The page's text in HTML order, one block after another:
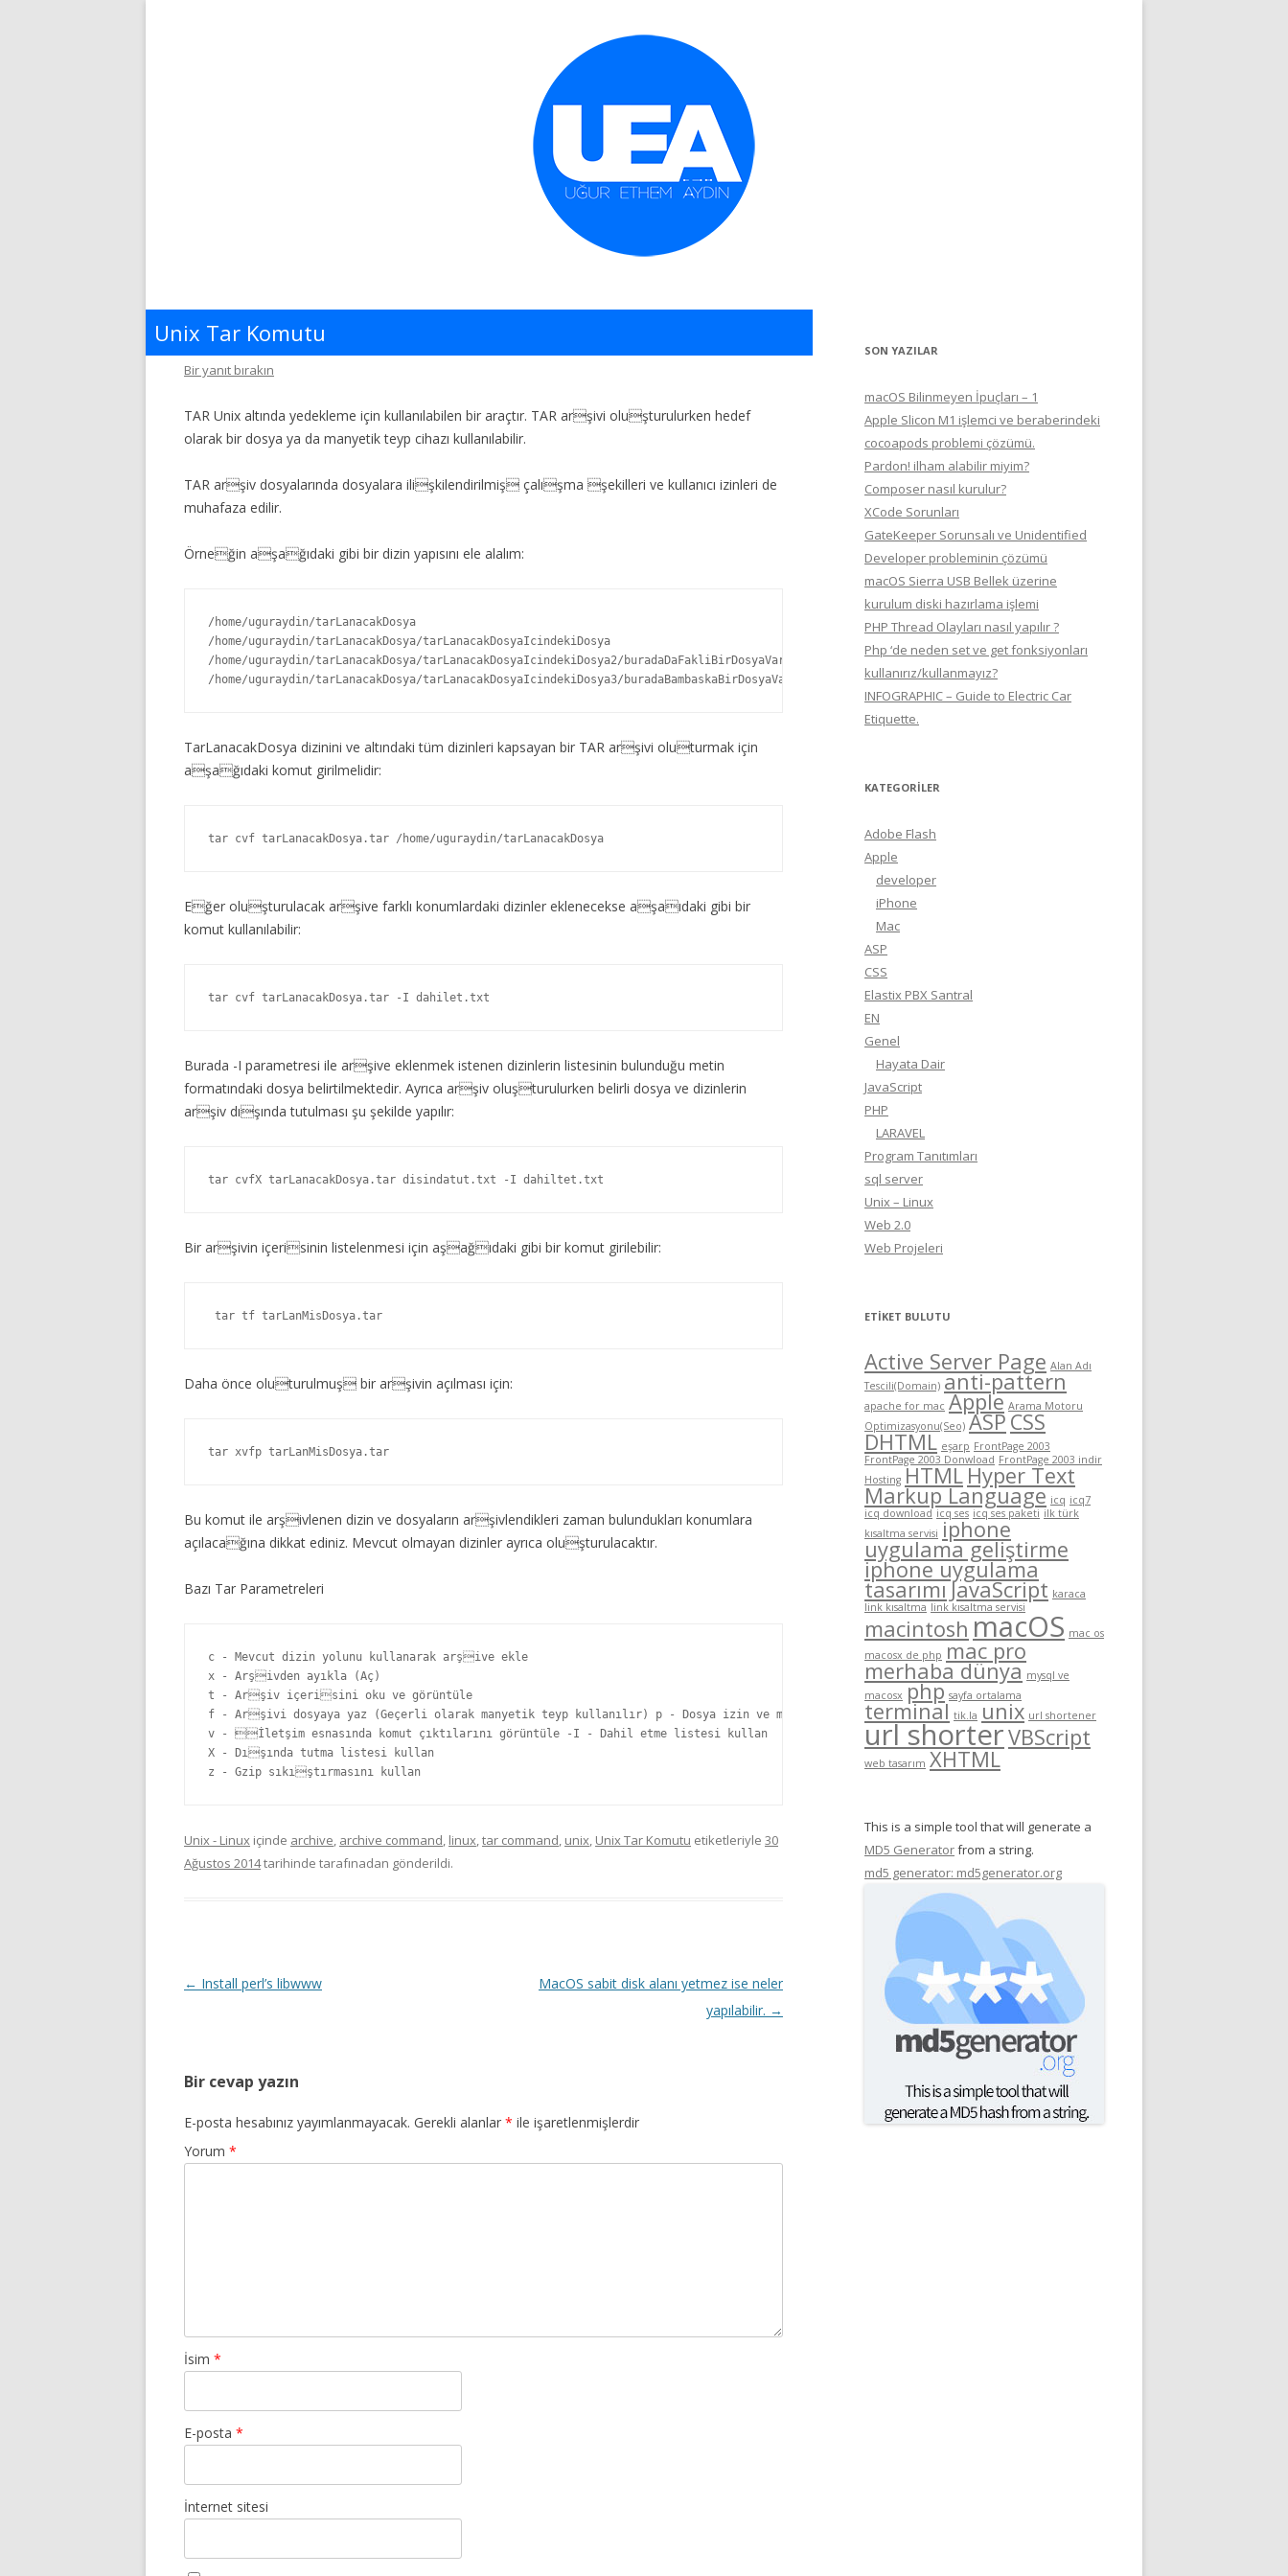
Unix Tar Komutu
Bir yanıt bırakın
TAR Unix altında yedekleme için kullanılabilen bir araçtır. TAR arşivi oluşturulurken hedef
olarak bir dosya ya da manyetik teyp cihazı kullanılabilir.
TAR arşiv dosyalarında dosyalara ilişkilendirilmiş çalışma şekilleri ve kullanıcı izinleri de
muhafaza edilir.
Örneğin aşağıdaki gibi bir dizin yapısını ele alalım:
/home/uguraydin/tarLanacakDosya
/home/uguraydin/tarLanacakDosya/tarLanacakDosyaIcindekiDosya
/home/uguraydin/tarLanacakDosya/tarLanacakDosyaIcindekiDosya2/buradaDaFakliBirDosyaVar
/home/uguraydin/tarLanacakDosya/tarLanacakDosyaIcindekiDosya3/buradaBambaskaBirDosyaVar
TarLanacakDosya dizinini ve altındaki tüm dizinleri kapsayan bir TAR arşivi oluturmak için
aşağıdaki komut girilmelidir:
tar cvf tarLanacakDosya.tar /home/uguraydin/tarLanacakDosya
Eğer oluşturulacak arşive farklı konumlardaki dizinler eklenecekse aşaıdaki gibi bir
komut kullanılabilir:
tar cvf tarLanacakDosya.tar -I dahilet.txt
Burada -I parametresi ile arşive eklenmek istenen dizinlerin listesinin bulunduğu metin
formatındaki dosya belirtilmektedir. Ayrıca arşiv oluşturulurken belirli dosya ve dizinlerin
arşiv dışında tutulması şu şekilde yapılır:
tar cvfX tarLanacakDosya.tar disindatut.txt -I dahiltet.txt
Bir arşivin içerisinin listelenmesi için aşağıdaki gibi bir komut girilebilir:
tar tf tarLanMisDosya.tar
Daha önce oluturulmuş bir arşivin açılması için:
tar xvfp tarLanMisDosya.tar
Bu komut ile arşivlenen dizin ve dosyaların arşivlendikleri zaman bulundukları konumlara
açılacağına dikkat ediniz. Mevcut olmayan dizinler ayrıca oluşturulacaktır.
Bazı Tar Parametreleri
c - Mevcut dizin yolunu kullanarak arşive ekle
x - Arşivden ayıkla (Aç)
t - Arşiv içerisini oku ve görüntüle
f - Arşivi dosyaya yaz (Geçerli olarak manyetik teyp kullanılır) p - Dosya izin ve modlarını koru
v - İletşim esnasında komut çıktılarını görüntüle -I - Dahil etme listesi kullan
X - Dışında tutma listesi kullan
z - Gzip sıkıştırmasını kullan
Unix - Linux içinde archive, archive command, linux,tar command, unix, Unix Tar Komutu etiketleriyle 30
Ağustos 2014tarihinde tarafınadan gönderildi.
Yazı dolaşımı
← Install perl’s libwww
MacOS sabit disk alanı yetmez ise neler
yapılabilir. →
Bir cevap yazın
E-posta hesabınız yayımlanmayacak. Gerekli alanlar * ile işaretlenmişlerdir
Yorum *
İsim *
E-posta *
İnternet sitesi
SON YAZILAR
macOS Bilinmeyen İpuçları – 1
Apple Slicon M1 işlemci ve beraberindeki
cocoapods problemi çözümü.
Pardon! ilham alabilir miyim?
Composer nasıl kurulur?
XCode Sorunları
GateKeeper Sorunsalı ve Unidentified
Developer probleminin çözümü
macOS Sierra USB Bellek üzerine
kurulum diski hazırlama işlemi
PHP Thread Olayları nasıl yapılır ?
Php ‘de neden set ve get fonksiyonları
kullanırız/kullanmayız?
INFOGRAPHIC – Guide to Electric Car
Etiquette.
KATEGORILER
Adobe Flash
Apple
developer
iPhone
Mac
ASP
CSS
Elastix PBX Santral
EN
Genel
Hayata Dair
JavaScript
PHP
LARAVEL
Program Tanıtımları
sql server
Unix – Linux
Web 2.0
Web Projeleri
ETIKET BULUTU
Active Server Page Alan Adı
Tescili(Domain) anti-pattern
apache for mac Apple Arama Motoru
Optimizasyonu(Seo) ASP CSS
DHTML eşarp FrontPage 2003
FrontPage 2003 Donwload FrontPage 2003 indir
Hosting HTML Hyper Text
Markup Language icq icq7
icq download icq ses icq ses paketi ilk türk
kısaltma servisi iphone
uygulama geliştirme
iphone uygulama
tasarımı JavaScript karaca
link kısaltma link kısaltma servisi
macintosh macOS mac os
macosx de php mac pro
merhaba dünya mysql ve
macosx php sayfa ortalama
terminal tik.la unix url shortener
url shorterVBScript
web tasarım XHTML
This is a simple tool that will generate a
MD5 Generatorfrom a string.
md5 generator: md5generator.org